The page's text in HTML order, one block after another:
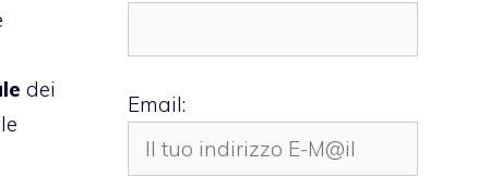
dei
Email: